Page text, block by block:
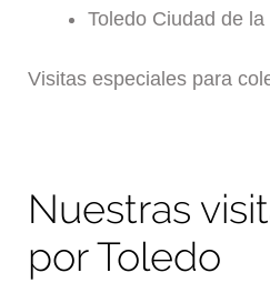
Toledo Ciudad de la
Visitas especiales para
Nuestras
por Toledo